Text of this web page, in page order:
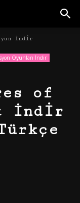
İndir
Oyunları İndir
of
İndir